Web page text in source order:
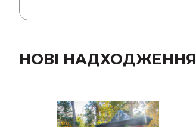
НОВІ НАДХОДЖЕННЯ